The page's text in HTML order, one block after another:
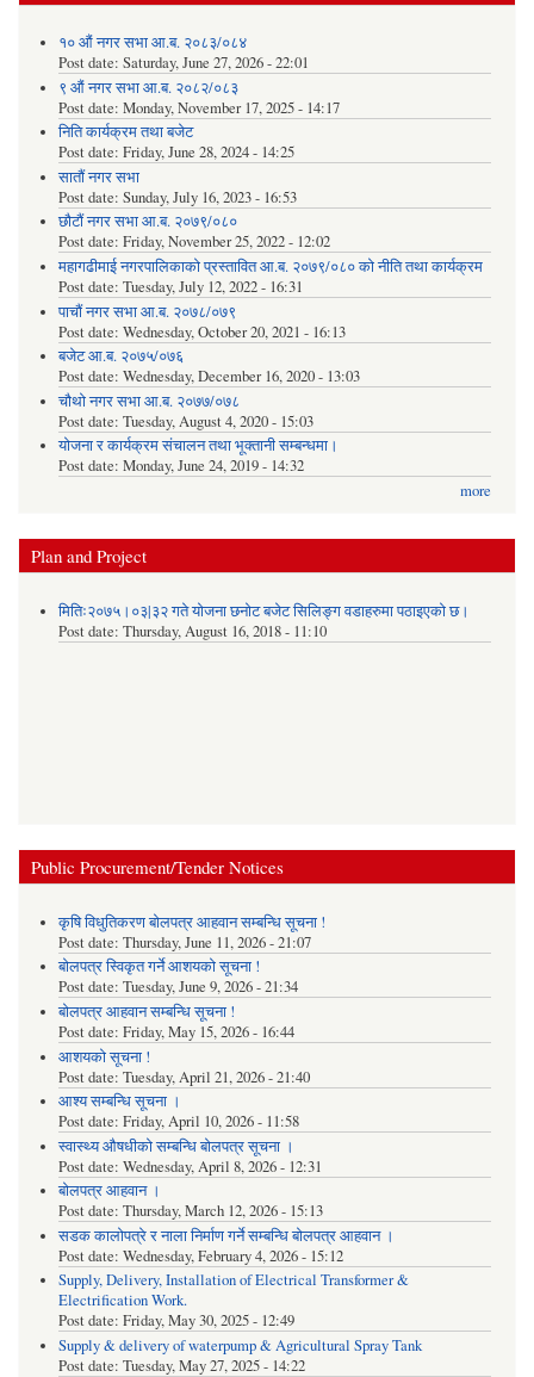
१० औं नगर सभा आ.ब. २०८३/०८४
Post date: Saturday, June 27, 2026 - 22:01
९ औं नगर सभा आ.ब. २०८२/०८३
Post date: Monday, November 17, 2025 - 14:17
निति कार्यक्रम तथा बजेट
Post date: Friday, June 28, 2024 - 14:25
सातौं नगर सभा
Post date: Sunday, July 16, 2023 - 16:53
छौटौं नगर सभा आ.ब. २०७९/०८०
Post date: Friday, November 25, 2022 - 12:02
महागढीमाई नगरपालिकाको प्रस्तावित आ.ब. २०७९/०८० को नीति तथा कार्यक्रम
Post date: Tuesday, July 12, 2022 - 16:31
पाचौं नगर सभा आ.ब. २०७८/०७९
Post date: Wednesday, October 20, 2021 - 16:13
बजेट आ.ब. २०७५/०७६
Post date: Wednesday, December 16, 2020 - 13:03
चौथो नगर सभा आ.ब. २०७७/०७८
Post date: Tuesday, August 4, 2020 - 15:03
योजना र कार्यक्रम संचालन तथा भूक्तानी सम्बन्धमा।
Post date: Monday, June 24, 2019 - 14:32
more
Plan and Project
मितिः२०७५।०३|३२ गते योजना छनोट बजेट सिलिङ्ग वडाहरुमा पठाइएको छ​।
Post date: Thursday, August 16, 2018 - 11:10
Public Procurement/Tender Notices
कृषि विधुतिकरण बोलपत्र आहवान सम्बन्धि सूचना !
Post date: Thursday, June 11, 2026 - 21:07
बोलपत्र स्विकृत गर्ने आशयको सूचना !
Post date: Tuesday, June 9, 2026 - 21:34
बोलपत्र आहवान सम्बन्धि सूचना !
Post date: Friday, May 15, 2026 - 16:44
आशयको सूचना !
Post date: Tuesday, April 21, 2026 - 21:40
आश्य सम्बन्धि सूचना ।
Post date: Friday, April 10, 2026 - 11:58
स्वास्थ्य औषधीको सम्बन्धि बोलपत्र सूचना ।
Post date: Wednesday, April 8, 2026 - 12:31
बोलपत्र आहवान ।
Post date: Thursday, March 12, 2026 - 15:13
सडक कालोपत्रे र नाला निर्माण गर्ने सम्बन्धि बोलपत्र आहवान ।
Post date: Wednesday, February 4, 2026 - 15:12
Supply, Delivery, Installation of Electrical Transformer &
Electrification Work.
Post date: Friday, May 30, 2025 - 12:49
Supply & delivery of waterpump & Agricultural Spray Tank
Post date: Tuesday, May 27, 2025 - 14:22